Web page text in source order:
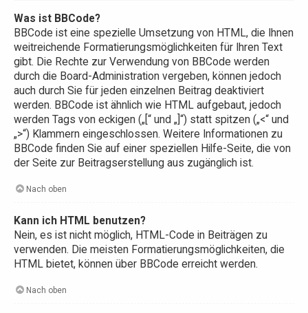
Was ist BBCode?
BBCode ist eine spezielle Umsetzung von HTML, die Ihnen
weitreichende Formatierungsmöglichkeiten für Ihren Text
gibt. Die Rechte zur Verwendung von BBCode werden
durch die Board-Administration vergeben, können jedoch
auch durch Sie für jeden einzelnen Beitrag deaktiviert
werden. BBCode ist ähnlich wie HTML aufgebaut, jedoch
werden Tags von eckigen („[“ und „]“) statt spitzen („<“ und
„>“) Klammern eingeschlossen. Weitere Informationen zu
BBCode finden Sie auf einer speziellen Hilfe-Seite, die von
der Seite zur Beitragserstellung aus zugänglich ist.
Nach oben
Kann ich HTML benutzen?
Nein, es ist nicht möglich, HTML-Code in Beiträgen zu
verwenden. Die meisten Formatierungsmöglichkeiten, die
HTML bietet, können über BBCode erreicht werden.
Nach oben